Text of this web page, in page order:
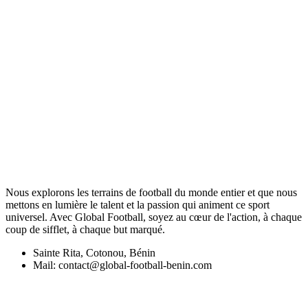
Nous explorons les terrains de football du monde entier et que nous
mettons en lumière le talent et la passion qui animent ce sport
universel. Avec Global Football, soyez au cœur de l'action, à chaque
coup de sifflet, à chaque but marqué.
Sainte Rita, Cotonou, Bénin
Mail: contact@global-football-benin.com